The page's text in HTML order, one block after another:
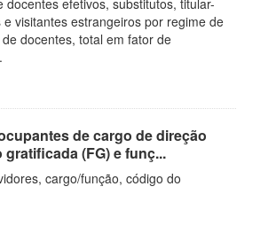
docentes efetivos, substitutos, titular-
e visitantes estrangeiros por regime de
docentes, total em fator de
de cargo de direção
gratificada (FG) e funç...
cargo/função, código do